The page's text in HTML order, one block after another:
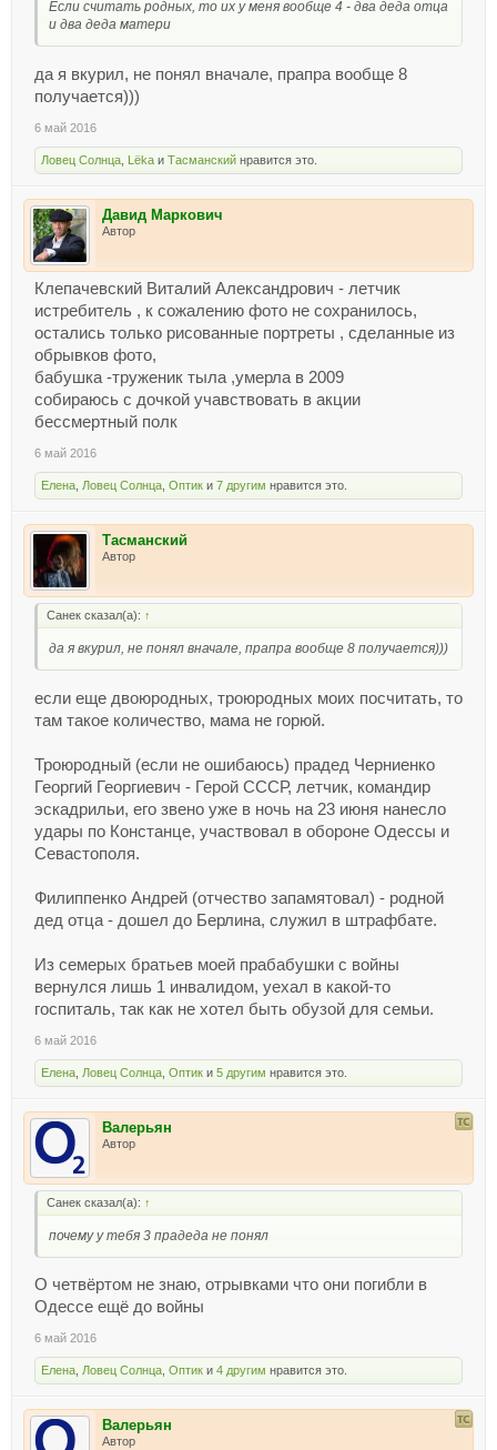
Если считать родных, то их у меня вообще 4 - два деда отца
и два деда матери
да я вкурил, не понял вначале, прапра вообще 8
получается)))
6 май 2016
Ловец Солнца Lёka и Тасманский нравится это.
Давид Маркович
Автор
Клепачевский Виталий Александрович - летчик
истребитель , к сожалению фото не сохранилось,
остались только рисованные портреты , сделанные из
обрывков фото,
бабушка -труженик тыла ,умерла в 2009
собираюсь с дочкой учавствовать в акции
бессмертный полк
6 май 2016
Елена Ловец Солнца Оптик и 7 другим нравится это.
Тасманский
Автор
Санек сказал(а): ↑
да я вкурил, не понял вначале, прапра вообще 8 получается)))
если еще двоюродных, троюродных моих посчитать, то
там такое количество, мама не горюй.
Троюродный (если не ошибаюсь) прадед Черниенко
Георгий Георгиевич - Герой СССР, летчик, командир
эскадрильи, его звено уже в ночь на 23 июня нанесло
удары по Констанце, участвовал в обороне Одессы и
Севастополя.
Филиппенко Андрей (отчество запамятовал) - родной
дед отца - дошел до Берлина, служил в штрафбате.
Из семерых братьев моей прабабушки с войны
вернулся лишь 1 инвалидом, уехал в какой-то
госпиталь, так как не хотел быть обузой для семьи.
6 май 2016
Елена Ловец Солнца Оптик и 5 другим нравится это.
Валерьян
Автор
Санек сказал(а): ↑
почему у тебя 3 прадеда не понял
О четвёртом не знаю, отрывками что они погибли в
Одессе ещё до войны
6 май 2016
Елена Ловец Солнца Оптик и 4 другим нравится это.
Валерьян
Автор